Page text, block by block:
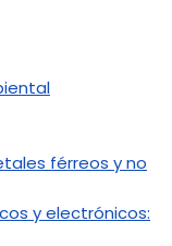
férreos y no
y electrónicos: